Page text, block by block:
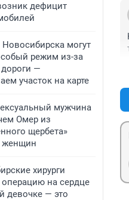
дефицит
Новосибирска могут
режим из-за
—
участок на карте
мужчина
Омер из
щербета»
женщин
хирурги
на сердце
девочке — это